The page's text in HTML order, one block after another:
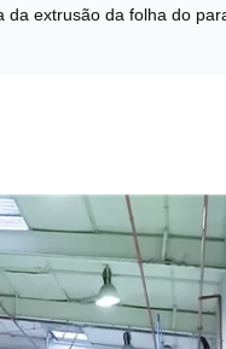
da extrusão da folha do